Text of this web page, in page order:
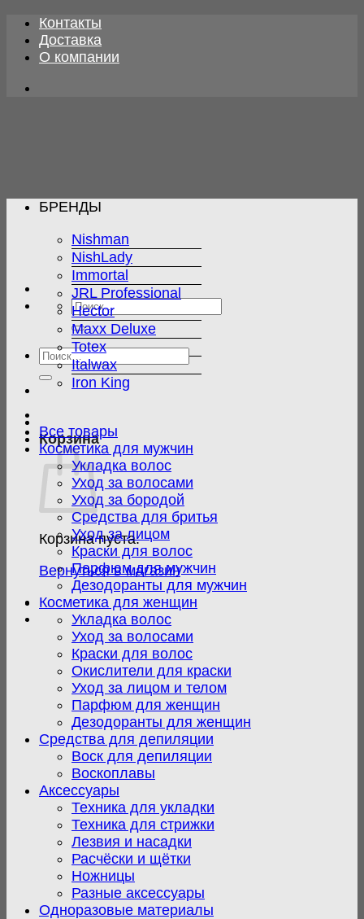
Skip
content
Контакты
Доставка
О компании
Искать:
Искать:
Корзина
Корзина пуста.
Вернуться в магазин
БРЕНДЫ
Nishman
NishLady
Immortal
JRL Professional
Hector
Maxx Deluxe
Totex
Italwax
Iron King
Все товары
Косметика для мужчин
Укладка волос
Уход за волосами
Уход за бородой
Средства для бритья
Уход за лицом
Краски для волос
Парфюм для мужчин
Дезодоранты для мужчин
Косметика для женщин
Укладка волос
Уход за волосами
Краски для волос
Окислители для краски
Уход за лицом и телом
Парфюм для женщин
Дезодоранты для женщин
Средства для депиляции
Воск для депиляции
Воскоплавы
Аксессуары
Техника для укладки
Техника для стрижки
Лезвия и насадки
Расчёски и щётки
Ножницы
Разные аксессуары
Одноразовые материалы